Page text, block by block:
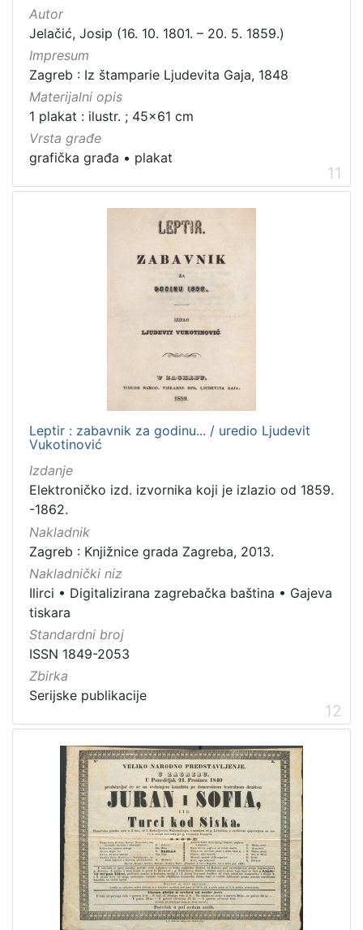
Autor
Jelačić, Josip (16. 10. 1801. – 20. 5. 1859.)
Impresum
Zagreb : Iz štamparie Ljudevita Gaja, 1848
Materijalni opis
1 plakat : ilustr. ; 45x61 cm
Vrsta građe
grafička građa • plakat
11
Leptir : zabavnik za godinu... / uredio Ljudevit
Vukotinović
Izdanje
Elektroničko izd. izvornika koji je izlazio od 1859.
-1862.
Nakladnik
Zagreb : Knjižnice grada Zagreba, 2013.
Nakladnički niz
Ilirci • Digitalizirana zagrebačka baština • Gajeva
tiskara
Standardni broj
ISSN 1849-2053
Zbirka
Serijske publikacije
12